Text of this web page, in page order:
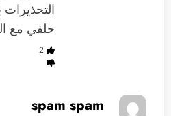
خلفي مع
2
spam spam